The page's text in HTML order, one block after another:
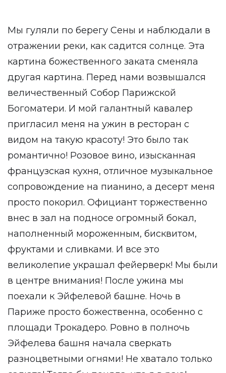
Мы гуляли по берегу Сены и наблюдали в
отражении реки, как садится солнце. Эта
картина божественного заката сменяла
другая картина. Перед нами возвышался
величественный Собор Парижской
Богоматери. И мой галантный кавалер
пригласил меня на ужин в ресторан с
видом на такую красоту! Это было так
романтично! Розовое вино, изысканная
французская кухня, отличное музыкальное
сопровождение на пианино, а десерт меня
просто покорил. Официант торжественно
внес в зал на подносе огромный бокал,
наполненный мороженным, бисквитом,
фруктами и сливками. И все это
великолепие украшал фейерверк! Мы были
в центре внимания! После ужина мы
поехали к Эйфелевой башне. Ночь в
Париже просто божественна, особенно с
площади Трокадеро. Ровно в полночь
Эйфелева башня начала сверкать
разноцветными огнями! Не хватало только